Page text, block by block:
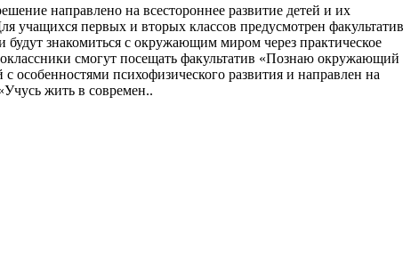
направлено на всестороннее развитие детей и их
учащихся первых и вторых классов предусмотрен факультатив
знакомиться с окружающим миром через практическое
смогут посещать факультатив «Познаю окружающий
особенностями психофизического развития и направлен на
жить в современ..